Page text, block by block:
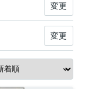
変更
変更